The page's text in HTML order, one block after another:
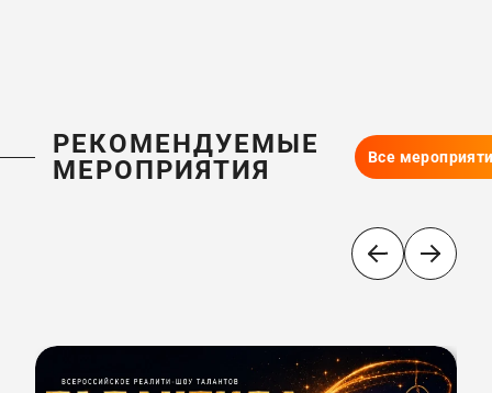
РЕКОМЕНДУЕМЫЕ
МЕРОПРИЯТИЯ
Все